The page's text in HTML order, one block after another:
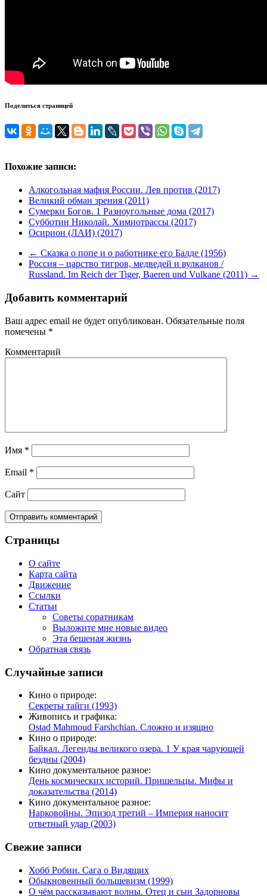
Поделиться страницей
Похожие записи:
Алкогольная мафия России. Лев против (2017)
Великий обман зрения (2011)
Сумерки Богов. 1 Разноугольные дома (2017)
Субботин Николай. Химиотрассы (2017)
Осирион (ЛАИ) (2017)
← Сказка о попе и о работнике его Балде (1956)
Россия – царство тигров, медведей и вулканов /
Russland. Im Reich der Tiger, Baeren und Vulkane (2011) →
Добавить комментарий
Ваш адрес email не будет опубликован. Обязательные поля
помечены *
Комментарий
Имя *
Email *
Сайт
Страницы
О сайте
Карта сайта
Движение
Ссылки
Статьи
Советы соратникам
Выложите мне новые видео
Эта бешеная жизнь
Обратная связь
Случайные записи
Кино о природе:
Секреты тайги (1993)
Живопись и графика:
Ostad Mahmoud Farshchian. Сложно и изящно
Кино о природе:
Байкал. Легенды великого озера. 1 У края чарующей
бездны (2004)
Кино документальное разное:
День космических историй. Пришельцы. Мифы и
доказательства (2014)
Кино документальное разное:
Нарковойны. Эпизод третий – Империя наносит
ответный удар (2003)
Свежие записи
Хобб Робин. Сага о Видящих
Обыкновенный большевизм (1999)
О чём рассказывают волны. Отец и сын Задорновы